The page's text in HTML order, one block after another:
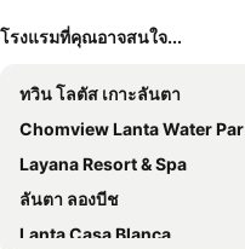
โรงแรมที่คุณอาจสนใจ...
ทวิน โลตัส เกาะลันตา
Chomview Lanta Water Park Resort
Layana Resort & Spa
ลันตา ลองบีช
Lanta Casa Blanca